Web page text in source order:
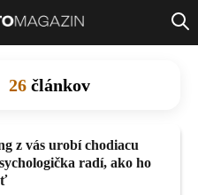
26 článkov
z vás urobí chodiacu
radí, ako ho